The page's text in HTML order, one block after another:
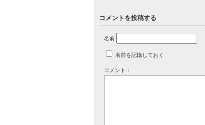
コメントを投稿する
名前
名前を記憶しておく
コメント：